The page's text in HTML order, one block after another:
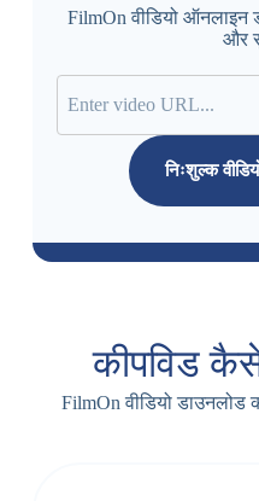
FilmOn वीडियो ऑनलाइन
और
निःशुल्क
कीपविड
FilmOn वीडियो डाउनलोड